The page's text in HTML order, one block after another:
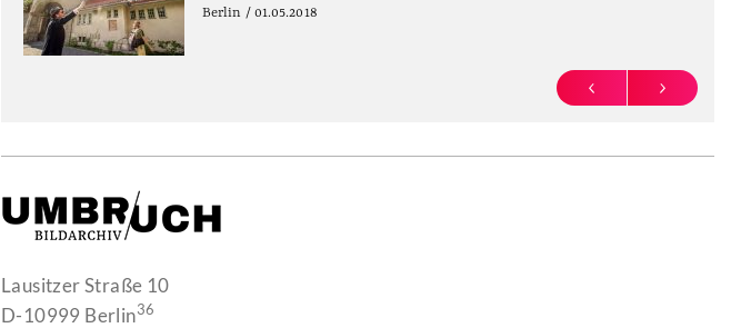
Berlin / 01.05.2018
PREVIOUS NEXT
Lausitzer Straße 10
D-10999 Berlin36